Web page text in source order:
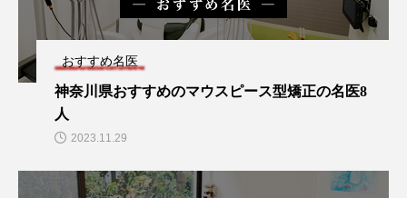
おすすめ名医
神奈川県おすすめのマウスピース型矯正の名医8
人
2023.11.29